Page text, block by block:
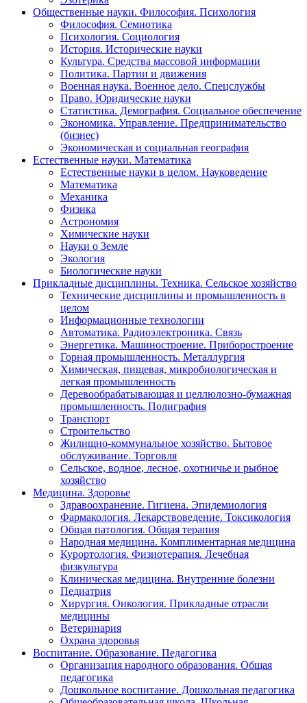
Общественные науки. Философия. Психология
Философия. Семиотика
Психология. Социология
История. Исторические науки
Культура. Средства массовой информации
Политика. Партии и движения
Военная наука. Военное дело. Спецслужбы
Право. Юридические науки
Статистика. Демография. Социальное обеспечение
Экономика. Управление. Предпринимательство
(бизнес)
Экономическая и социальная география
Естественные науки. Математика
Естественные науки в целом. Науковедение
Математика
Механика
Физика
Астрономия
Химические науки
Науки о Земле
Экология
Биологические науки
Прикладные дисциплины. Техника. Сельское хозяйство
Технические дисциплины и промышленность в
целом
Информационные технологии
Автоматика. Радиоэлектроника. Связь
Энергетика. Машиностроение. Приборостроение
Горная промышленность. Металлургия
Химическая, пищевая, микробиологическая и
легкая промышленность
Деревообрабатывающая и целлюлозно-бумажная
промышленность. Полиграфия
Транспорт
Строительство
Жилищно-коммунальное хозяйство. Бытовое
обслуживание. Торговля
Сельское, водное, лесное, охотничье и рыбное
хозяйство
Медицина. Здоровье
Здравоохранение. Гигиена. Эпидемиология
Фармакология. Лекарствоведение. Токсикология
Общая патология. Общая терапия
Народная медицина. Комплиментарная медицина
Курортология. Физиотерапия. Лечебная
физкультура
Клиническая медицина. Внутренние болезни
Педиатрия
Хирургия. Онкология. Прикладные отрасли
медицины
Ветеринария
Охрана здоровья
Воспитание. Образование. Педагогика
Организация народного образования. Общая
педагогика
Дошкольное воспитание. Дошкольная педагогика